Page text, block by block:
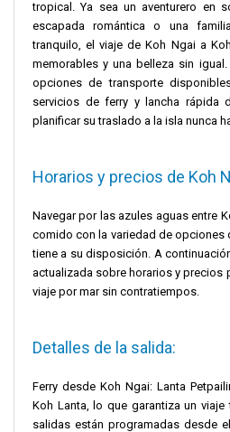
tropical. Ya sea un aventurero en
escapada romántica o una
tranquilo, el viaje de Koh Ngai a
memorables y una belleza sin
opciones de transporte
servicios de ferry y lancha rápida
planificar su traslado a la isla nunca
Horarios y precios de Koh
Navegar por las azules aguas entre
comido con la variedad de opciones
tiene a su disposición. A
actualizada sobre horarios y precios
viaje por mar sin contratiempos.
Detalles de la salida:
Ferry desde Koh Ngai: Lanta
Koh Lanta, lo que garantiza un
salidas están programadas desde